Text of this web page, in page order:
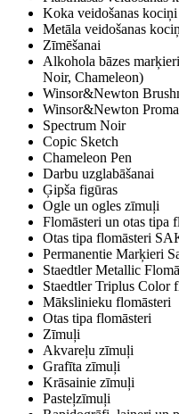
Koka veidošanas kociņi
Metāla veidošanas
Zīmēšanai
Alkohola bāzes
Noir, Chameleon)
Winsor&Newton
Winsor&Newton
Spectrum Noir
Copic Sketch
Chameleon Pen
Darbu uzglabāšanai
Ģipša figūras
Ogle un ogles zīmuļi
Flomāsteri un otas tipa
Otas tipa flomāsteri
Permanentie Marķieri
Staedtler Metallic
Staedtler Triplus Color
Mākslinieku flomāsteri
Otas tipa flomāsteri
Zīmuļi
Akvareļu zīmuļi
Grafīta zīmuļi
Krāsainie zīmuļi
Pasteļzīmuļi